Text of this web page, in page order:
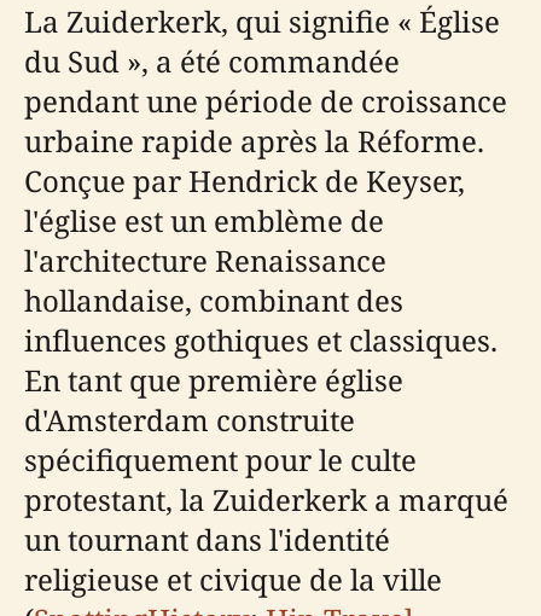
La Zuiderkerk, qui signifie « Église
du Sud », a été commandée
pendant une période de croissance
urbaine rapide après la Réforme.
Conçue par Hendrick de Keyser,
l'église est un emblème de
l'architecture Renaissance
hollandaise, combinant des
influences gothiques et classiques.
En tant que première église
d'Amsterdam construite
spécifiquement pour le culte
protestant, la Zuiderkerk a marqué
un tournant dans l'identité
religieuse et civique de la ville